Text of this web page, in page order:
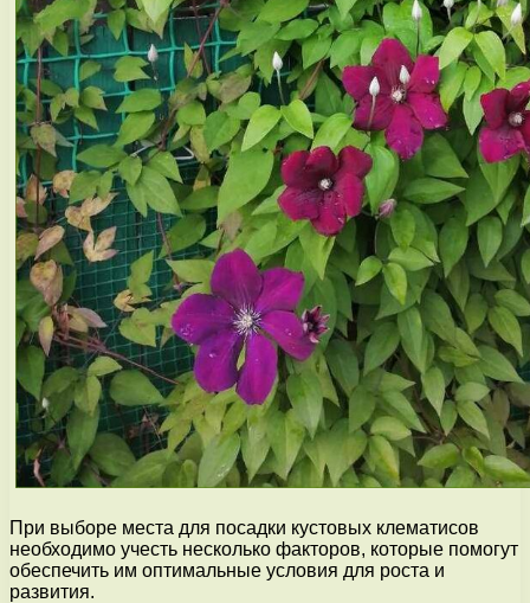
При выборе места для посадки кустовых клематисов
необходимо учесть несколько факторов, которые помогут
обеспечить им оптимальные условия для роста и
развития.